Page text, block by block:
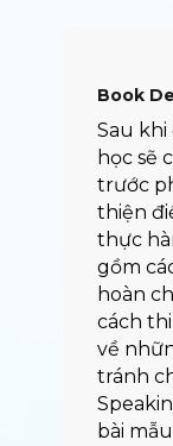
Book
Sau khi
học sẽ
trước
thiện
thực
gồm
hoàn
cách
về
tránh
bài